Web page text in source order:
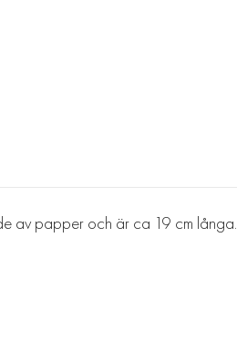
av papper och är ca 19 cm långa.